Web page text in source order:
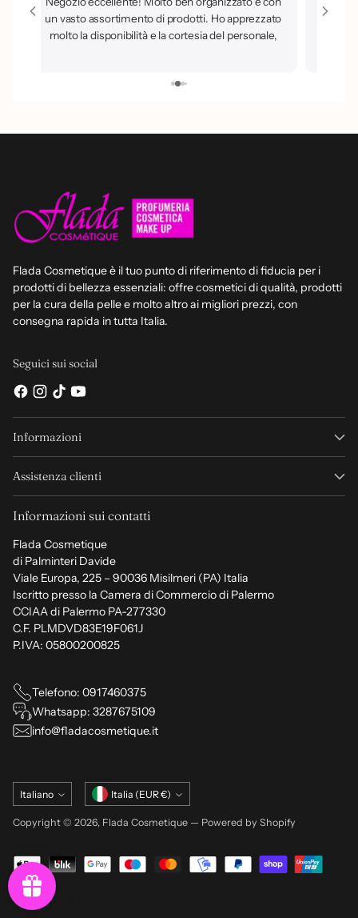
un vasto assortimento di prodotti. Ho apprezzato
molto la disponibilità e la cortesia del personale,
Flada Cosmetique è il tuo punto di riferimento di fiducia per i
prodotti di bellezza essenziali: offre cosmetici di qualità, prodotti
per la cura della pelle e molto altro ai migliori prezzi, con
consegna rapida in tutta Italia.
Seguici sui social
Informazioni
Assistenza clienti
Informazioni sui contatti
Flada Cosmetique
di Palminteri Davide
Viale Europa, 225 – 90036 Misilmeri (PA) Italia
Iscritto presso la Camera di Commercio di Palermo
CCIAA di Palermo PA-277330
C.F. PLMDVD83E19F061J
P.IVA: 05800200825
Telefono: 0917460375
Whatsapp: 3287675109
info@fladacosmetique.it
Lingua
Italiano Valuta Italia (EUR €)
Copyright © 2026, Flada Cosmetique — Powered by Shopify